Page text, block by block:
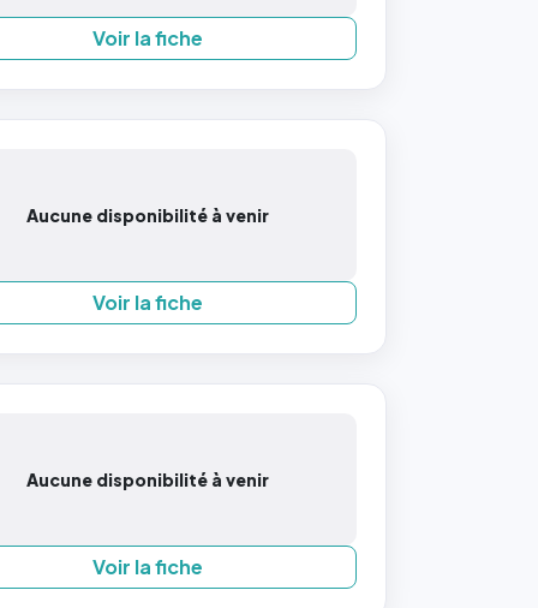
Voir la fiche
Aucune disponibilité à venir
Voir la fiche
Aucune disponibilité à venir
Voir la fiche